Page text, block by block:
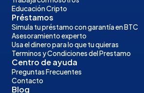
Educación Cripto
Préstamos
Simula tu préstamo con garantía en BTC
Asesoramiento experto
Usa el dinero para lo que tu quieras
Terminos y Condiciones del Prestamo
Centro de ayuda
Preguntas Frecuentes
Contacto
Blog